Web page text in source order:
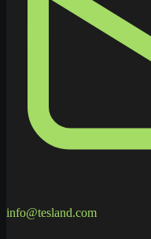
info@tesland.com